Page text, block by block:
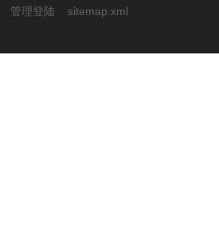
管理登陆 sitemap.xml